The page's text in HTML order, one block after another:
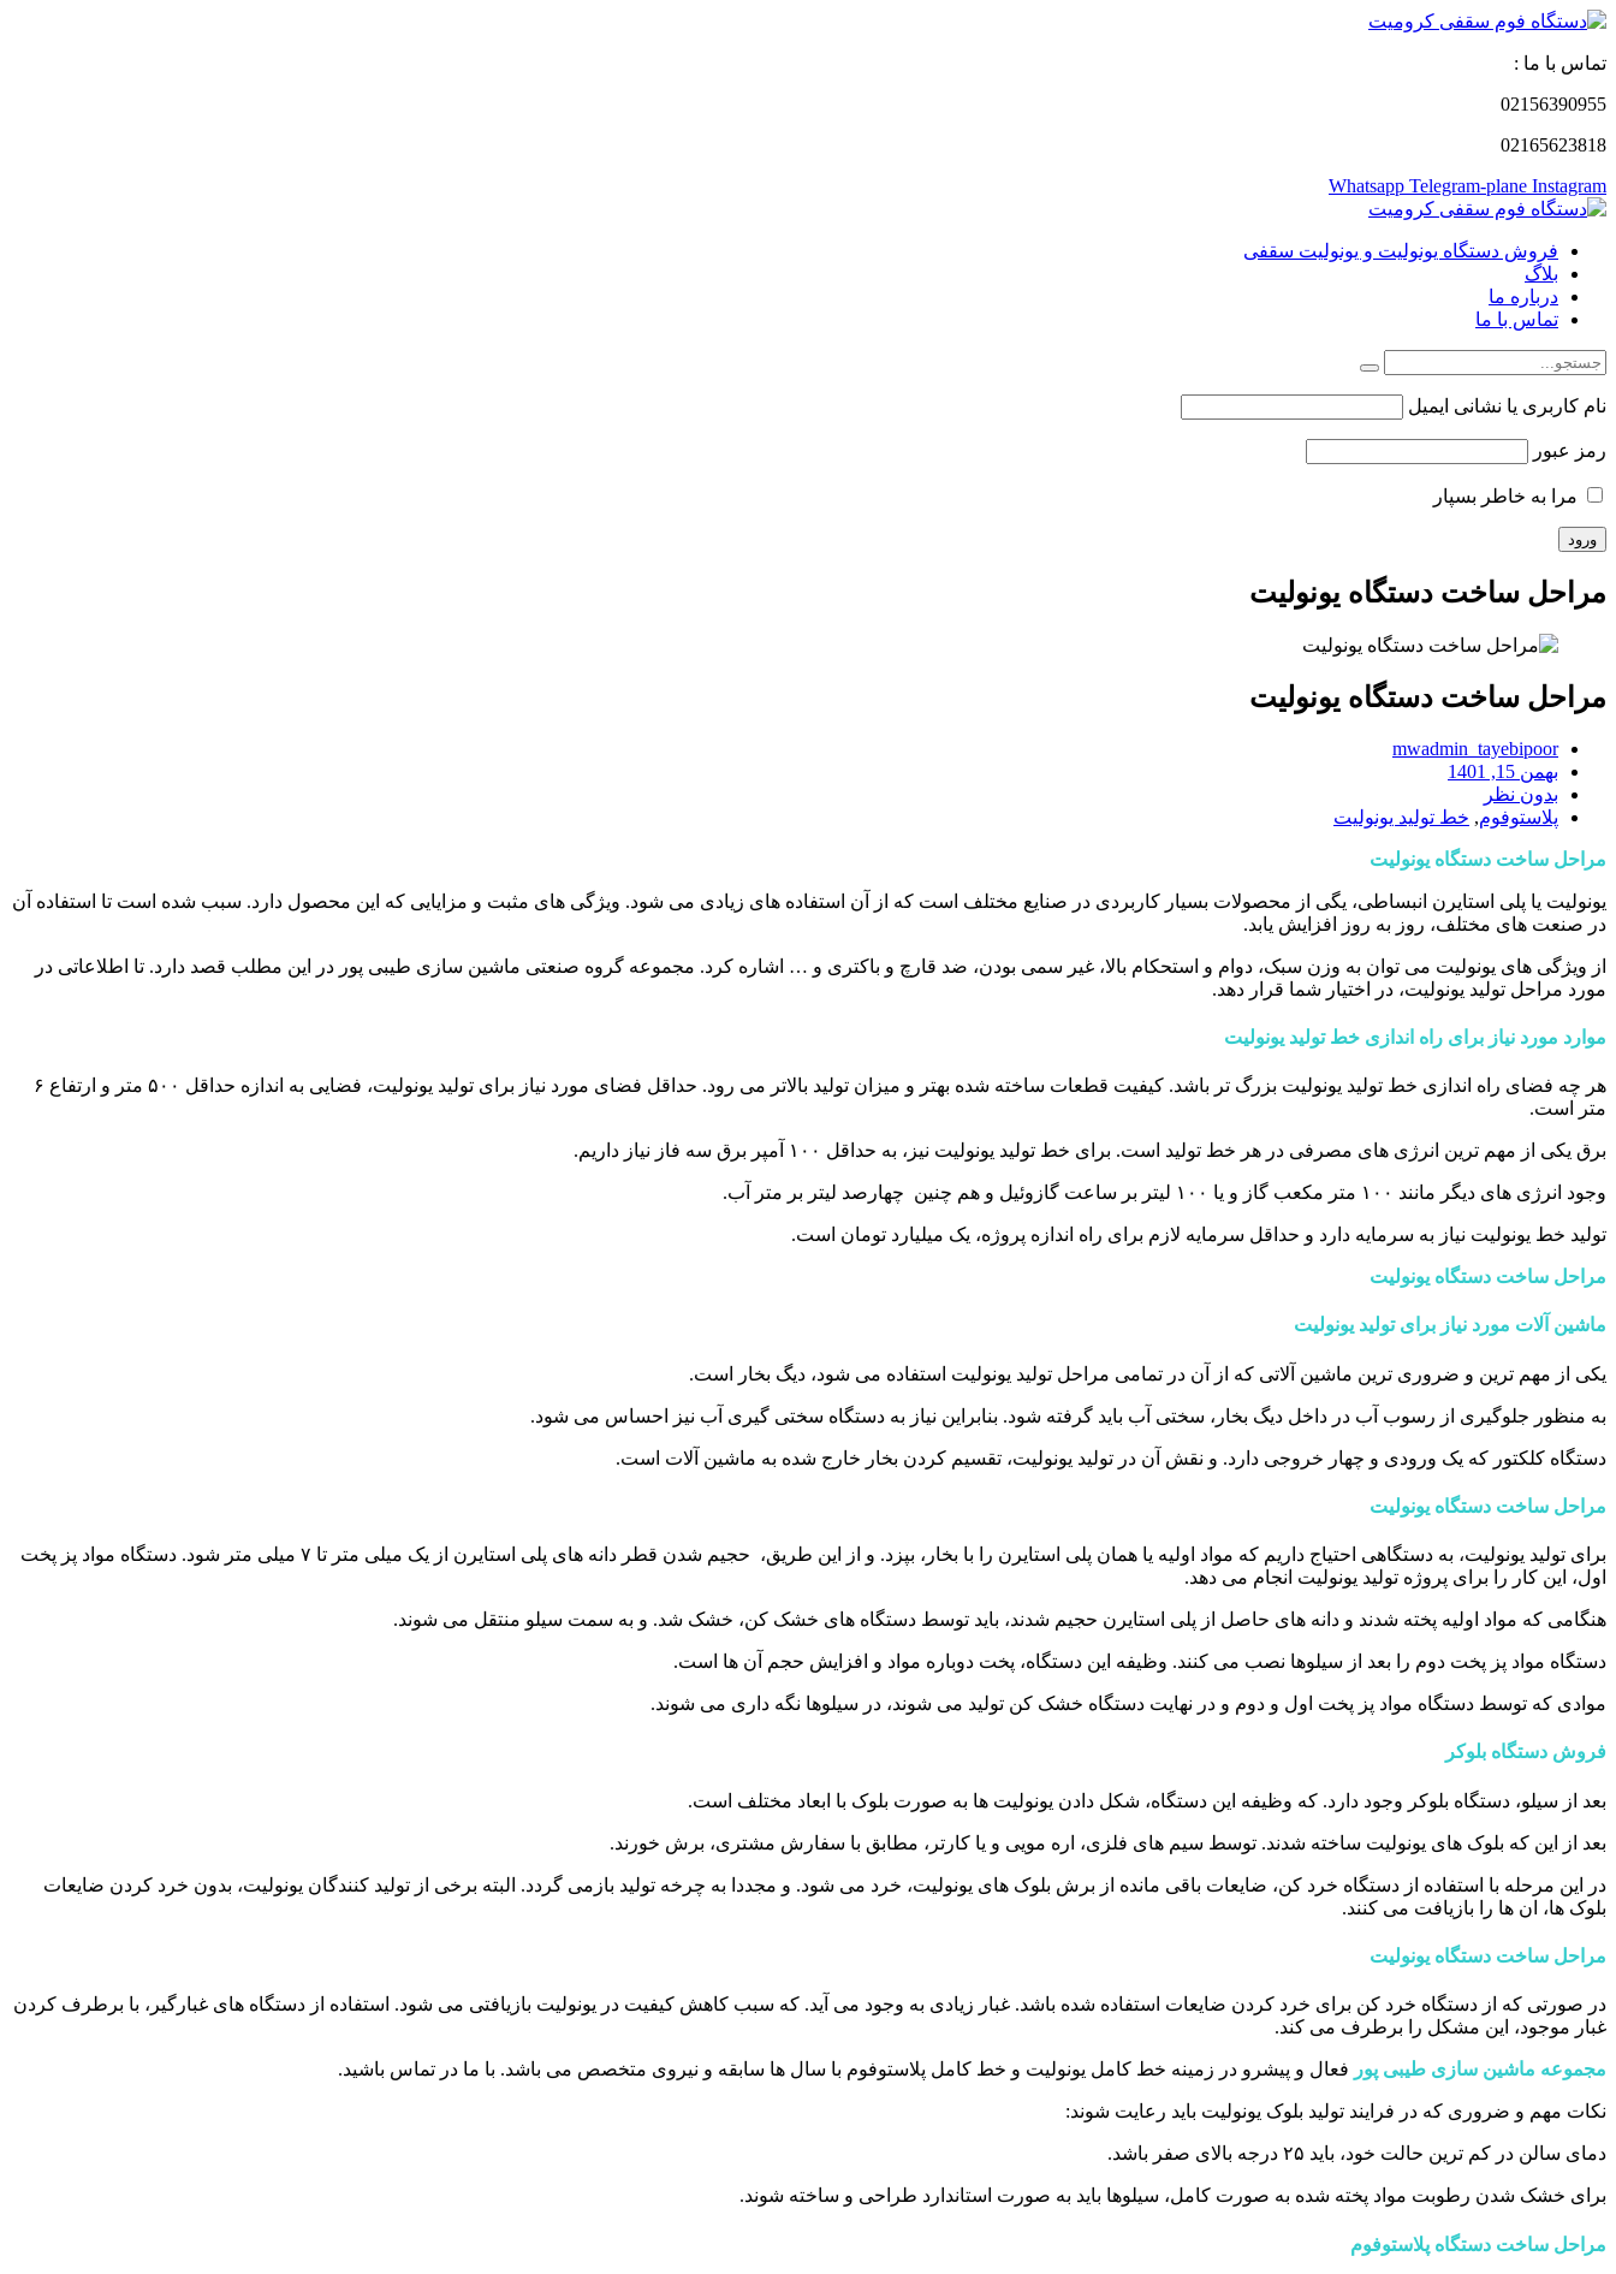
تماس با ما :
02156390955
02165623818
Whatsapp Telegram-plane Instagram
فروش دستگاه یونولیت و یونولیت سقفی
بلاگ
درباره ما
تماس با ما
نام کاربری یا نشانی ایمیل
رمز عبور
مرا به خاطر بسپار
مراحل ساخت دستگاه یونولیت
مراحل ساخت دستگاه یونولیت
mwadmin_tayebipoor
بهمن 15, 1401
بدون نظر
پلاستوفوم, خط تولید یونولیت
مراحل ساخت دستگاه یونولیت
یونولیت یا پلی استایرن انبساطی، یگی از محصولات بسیار کاربردی در صنایع مختلف است که از آن استفاده های زیادی می شود. ویژگی های مثبت و مزایایی که این محصول دارد. سبب شده است تا استفاده آن
در صنعت های مختلف، روز به روز افزایش یابد.
از ویژگی های یونولیت می توان به وزن سبک، دوام و استحکام بالا، غیر سمی بودن، ضد قارچ و باکتری و … اشاره کرد. مجموعه گروه صنعتی ماشین سازی طیبی پور در این مطلب قصد دارد. تا اطلاعاتی در
مورد مراحل تولید یونولیت، در اختیار شما قرار دهد.
موارد مورد نیاز برای راه اندازی خط تولید یونولیت
هر چه فضای راه اندازی خط تولید یونولیت بزرگ تر باشد. کیفیت قطعات ساخته شده بهتر و میزان تولید بالاتر می رود. حداقل فضای مورد نیاز برای تولید یونولیت، فضایی به اندازه حداقل ۵۰۰ متر و ارتفاع ۶
متر است.
برق یکی از مهم ترین انرژی های مصرفی در هر خط تولید است. برای خط تولید یونولیت نیز، به حداقل ۱۰۰ آمپر برق سه فاز نیاز داریم.
وجود انرژی های دیگر مانند ۱۰۰ متر مکعب گاز و یا ۱۰۰ لیتر بر ساعت گازوئیل و هم چنین چهارصد لیتر بر متر آب.
تولید خط یونولیت نیاز به سرمایه دارد و حداقل سرمایه لازم برای راه اندازه پروژه، یک میلیارد تومان است.
مراحل ساخت دستگاه یونولیت
ماشین آلات مورد نیاز برای تولید یونولیت
یکی از مهم ترین و ضروری ترین ماشین آلاتی که از آن در تمامی مراحل تولید یونولیت استفاده می شود، دیگ بخار است.
به منظور جلوگیری از رسوب آب در داخل دیگ بخار، سختی آب باید گرفته شود. بنابراین نیاز به دستگاه سختی گیری آب نیز احساس می شود.
دستگاه کلکتور که یک ورودی و چهار خروجی دارد. و نقش آن در تولید یونولیت، تقسیم کردن بخار خارج شده به ماشین آلات است.
مراحل ساخت دستگاه یونولیت
برای تولید یونولیت، به دستگاهی احتیاج داریم که مواد اولیه یا همان پلی استایرن را با بخار، بپزد. و از این طریق، حجیم شدن قطر دانه های پلی استایرن از یک میلی متر تا ۷ میلی متر شود. دستگاه مواد پز پخت
اول، این کار را برای پروژه تولید یونولیت انجام می دهد.
هنگامی که مواد اولیه پخته شدند و دانه های حاصل از پلی استایرن حجیم شدند، باید توسط دستگاه های خشک کن، خشک شد. و به سمت سیلو منتقل می شوند.
دستگاه مواد پز پخت دوم را بعد از سیلوها نصب می کنند. وظیفه این دستگاه، پخت دوباره مواد و افزایش حجم آن ها است.
موادی که توسط دستگاه مواد پز پخت اول و دوم و در نهایت دستگاه خشک کن تولید می شوند، در سیلوها نگه داری می شوند.
فروش دستگاه بلوکر
بعد از سیلو، دستگاه بلوکر وجود دارد. که وظیفه این دستگاه، شکل دادن یونولیت ها به صورت بلوک با ابعاد مختلف است.
بعد از این که بلوک های یونولیت ساخته شدند. توسط سیم های فلزی، اره مویی و یا کارتر، مطابق با سفارش مشتری، برش خورند.
در این مرحله با استفاده از دستگاه خرد کن، ضایعات باقی مانده از برش بلوک های یونولیت، خرد می شود. و مجددا به چرخه تولید بازمی گردد. البته برخی از تولید کنندگان یونولیت، بدون خرد کردن ضایعات
بلوک ها، ان ها را بازیافت می کنند.
مراحل ساخت دستگاه یونولیت
در صورتی که از دستگاه خرد کن برای خرد کردن ضایعات استفاده شده باشد. غبار زیادی به وجود می آید. که سبب کاهش کیفیت در یونولیت بازیافتی می شود. استفاده از دستگاه های غبارگیر، با برطرف کردن
غبار موجود، این مشکل را برطرف می کند.
مجموعه ماشین سازی طیبی پور فعال و پیشرو در زمینه خط کامل یونولیت و خط کامل پلاستوفوم با سال ها سابقه و نیروی متخصص می باشد. با ما در تماس باشید.
نکات مهم و ضروری که در فرایند تولید بلوک یونولیت باید رعایت شوند:
دمای سالن در کم ترین حالت خود، باید ۲۵ درجه بالای صفر باشد.
برای خشک شدن رطوبت مواد پخته شده به صورت کامل، سیلوها باید به صورت استاندارد طراحی و ساخته شوند.
مراحل ساخت دستگاه پلاستوفوم